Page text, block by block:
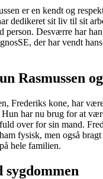
er en kendt og
dedikeret sit liv til sit
person. Desværre har
der har vendt
Rasmussen
Frederiks kone, har
har nu brug for at
over for sin mand.
fysisk, men også bragt
hele familien.
sygdommen